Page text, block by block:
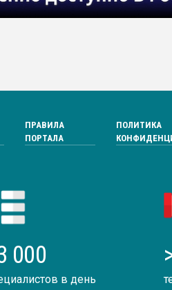
ПРАВИЛА
ПОРТАЛА
ПОЛИТИКА
000
в день